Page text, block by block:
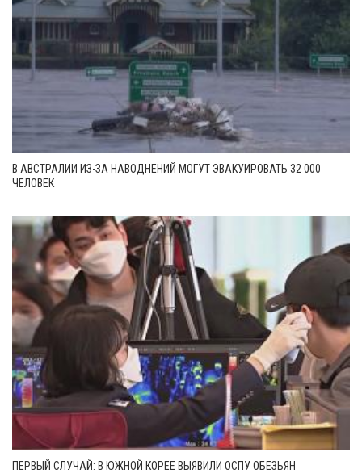
В АВСТРАЛИИ ИЗ-ЗА НАВОДНЕНИЙ МОГУТ ЭВАКУИРОВАТЬ 32 000
ЧЕЛОВЕК
ПЕРВЫЙ СЛУЧАЙ: В ЮЖНОЙ КОРЕЕ ВЫЯВИЛИ ОСПУ ОБЕЗЬЯН